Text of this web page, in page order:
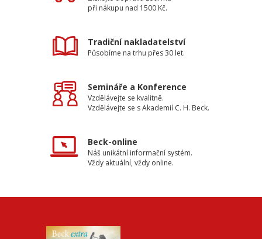
při nákupu nad 1500 Kč.
Tradiční nakladatelství
Působíme na trhu přes 30 let.
Semináře a Konference
Vzdělávejte se kvalitně.
Vzdělávejte se s Akademií C. H. Beck.
Beck-online
Náš unikátní informační systém.
Vždy aktuální, vždy online.